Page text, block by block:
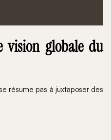
vision globale du
résume pas à juxtaposer des